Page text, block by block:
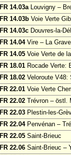
FR 14.03aLouvigny –
FR 14.03b Voie Verte
FR 14.03c Douvres-la-
FR 14.04Vire – La
FR 14.05 Voie Verte de
FR 18.01 Rocade Verte:
FR 18.02 Veloroute V48:
FR 22.01 Voie Verte
FR 22.02 Trévron – östl.
FR 22.03 Plestin-les-
FR 22.04Penvénan –
FR 22.05 Saint-Brieuc
FR 22.06 Saint-Brieuc –